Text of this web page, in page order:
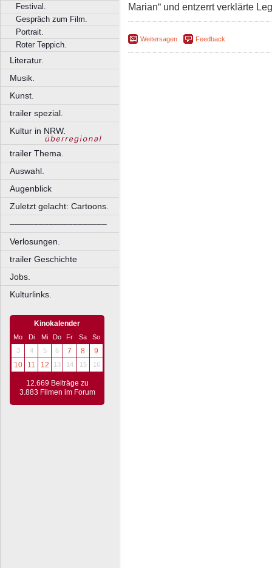
Festival.
Gespräch zum Film.
Portrait.
Roter Teppich.
Literatur.
Musik.
Kunst.
trailer spezial.
Kultur in NRW.
trailer Thema.
Auswahl.
Augenblick
Zuletzt gelacht: Cartoons.
––––––––––––––––––––
Verlosungen.
trailer Geschichte
Jobs.
Kulturlinks.
Kinokalender
Mo Di Mi Do Fr Sa
So
3
4 5 6 7 8
9
10
11 12 13 14 15 16
12.669 Beiträge zu
3.883 Filmen im Forum
Marian“ und entzerrt verklärte
Weitersagen Feedback